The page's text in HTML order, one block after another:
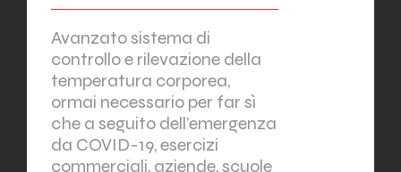
Avanzato sistema di
controllo e rilevazione della
temperatura corporea,
ormai necessario per far sì
che a seguito dell’emergenza
da COVID-19, esercizi
commerciali, aziende, scuole